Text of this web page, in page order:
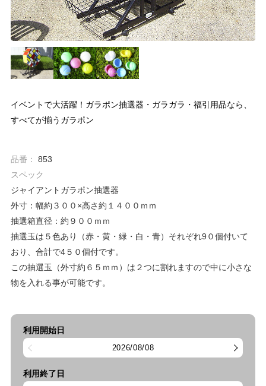
イベントで大活躍！ガラポン抽選器・ガラガラ・福引用品なら、
すべてが揃うガラポン
品番：
853
スペック
ジャイアントガラポン抽選器
外寸：幅約３００×高さ約１４００ｍｍ
抽選箱直径：約９００ｍｍ
抽選玉は５色あり（赤・黄・緑・白・青）それぞれ9０個付いて
おり、合計で4５０個付です。
この抽選玉（外寸約６５ｍｍ）は２つに割れますので中に小さな
物を入れる事が可能です。
利用開始日
2026/08/08
利用終了日